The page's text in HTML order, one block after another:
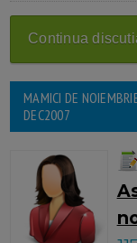
Continua
MAMICI DE
DEC2007